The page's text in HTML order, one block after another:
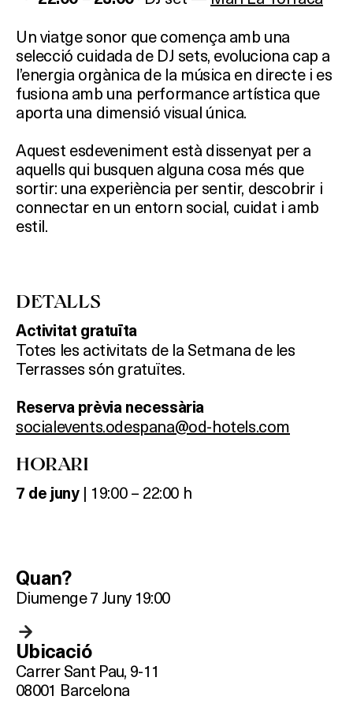
Un viatge sonor que comença amb una
selecció cuidada de DJ sets, evoluciona cap a
l’energia orgànica de la música en directe i es
fusiona amb una performance artística que
aporta una dimensió visual única.
Aquest esdeveniment està dissenyat per a
aquells qui busquen alguna cosa més que
sortir: una experiència per sentir, descobrir i
connectar en un entorn social, cuidat i amb
estil.
DETALLS
Activitat gratuïta
Totes les activitats de la Setmana de les
Terrasses són gratuïtes.
Reserva prèvia necessària
socialevents.odespana@od-hotels.com
HORARI
7 de juny| 19:00 – 22:00 h
Quan?
Diumenge 7 Juny 19:00
Ubicació
Carrer Sant Pau, 9-11
08001 Barcelona